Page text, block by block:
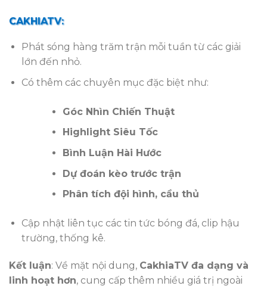
CAKHIATV:
Phát sóng hàng trăm trận mỗi tuần từ các giải
lớn đến nhỏ.
Có thêm các chuyên mục đặc biệt như:
Góc Nhìn Chiến Thuật
Highlight Siêu Tốc
Bình Luận Hài Hước
Dự đoán kèo trước trận
Phân tích đội hình, cầu thủ
Cập nhật liên tục các tin tức bóng đá, clip hậu
trường, thống kê.
Kết luận: Về mặt nội dung, CakhiaTV đa dạng và
linh hoạt hơn, cung cấp thêm nhiều giá trị ngoài